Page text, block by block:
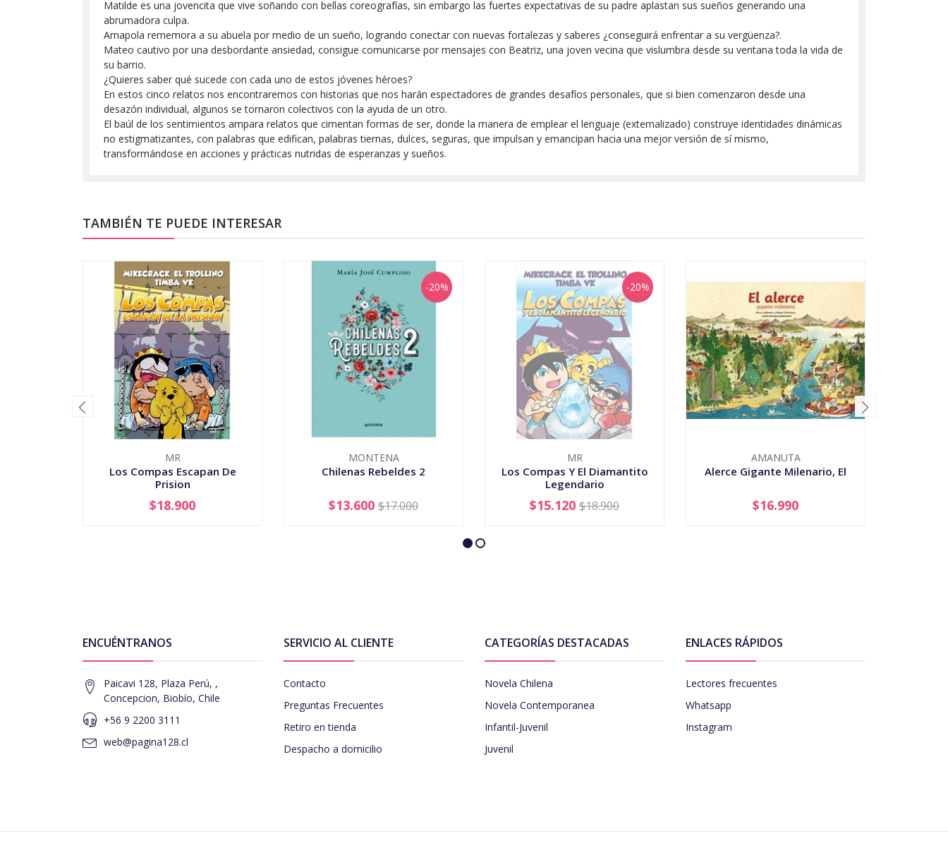
Matilde es una jovencita que vive soñando con bellas coreografías, sin embargo las fuertes expectativas de su padre aplastan sus sueños generando una
abrumadora culpa.
Amapola rememora a su abuela por medio de un sueño, logrando conectar con nuevas fortalezas y saberes ¿conseguirá enfrentar a su vergüenza?.
Mateo cautivo por una desbordante ansiedad, consigue comunicarse por mensajes con Beatriz, una joven vecina que vislumbra desde su ventana toda la vida de
su barrio.
¿Quieres saber qué sucede con cada uno de estos jóvenes héroes?
En estos cinco relatos nos encontraremos con historias que nos harán espectadores de grandes desafíos personales, que si bien comenzaron desde una
desazón individual, algunos se tornaron colectivos con la ayuda de un otro.
El baúl de los sentimientos ampara relatos que cimentan formas de ser, donde la manera de emplear el lenguaje (externalizado) construye identidades dinámicas
no estigmatizantes, con palabras que edifican, palabras tiernas, dulces, seguras, que impulsan y emancipan hacia una mejor versión de sí mismo,
transformándose en acciones y prácticas nutridas de esperanzas y sueños.
TAMBIÉN TE PUEDE INTERESAR
MR
Los Compas Escapan De
Prision
+
$18.900
-20%
MONTENA
Chilenas Rebeldes 2
+
$13.600 $17.000
-20%
MR
Los Compas Y El Diamantito
Legendario
AGOTADO
$15.120 $18.900
AMANUTA
Alerce Gigante Milenario, El
+
$16.990
ENCUÉNTRANOS
Paicavi 128, Plaza Perú, ,
Concepcion, Biobío, Chile
+56 9 2200 3111
web@pagina128.cl
SERVICIO AL CLIENTE
Contacto
Preguntas Frecuentes
Retiro en tienda
Despacho a domicilio
CATEGORÍAS DESTACADAS
Novela Chilena
Novela Contemporanea
Infantil-Juvenil
Juvenil
ENLACES RÁPIDOS
Lectores frecuentes
Whatsapp
Instagram